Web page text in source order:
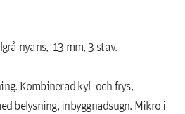
nyans, 13 mm, 3-stav.
Kombinerad kyl- och frys,
belysning, inbyggnadsugn. Mikro i